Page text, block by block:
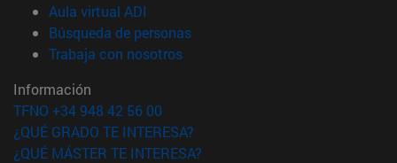
Aula virtual ADI
Búsqueda de personas(abre en nueva ventana)
Trabaja con nosotros(abre en nueva ventana)
Información
TFNO +34 948 42 56 00
¿QUÉ GRADO TE INTERESA?
¿QUÉ MÁSTER TE INTERESA?